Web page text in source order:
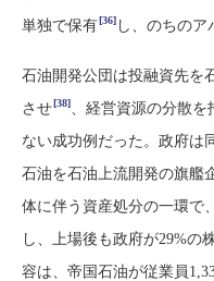
単独で保有[36] し、のちのア
石油開発公団は投融資先を
させ[38]
、経営資源の分散
ない成功例だった。政府は
石油を石油上流開発の旗艦
体に伴う資産処分の一環で
し、上場後も政府が29%の
容は、帝国石油が従業員